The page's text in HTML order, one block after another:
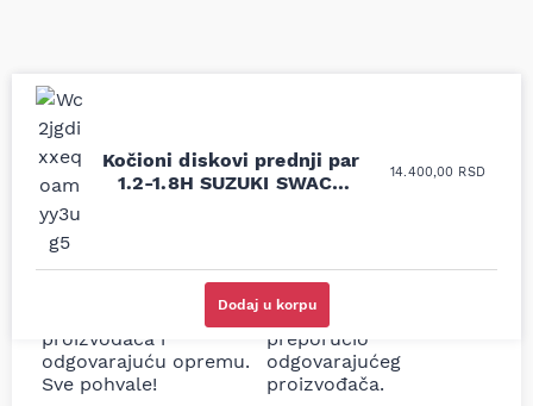
Kočioni diskovi prednji par
1.2-1.8H SUZUKI SWACE
14.400,00 RSD
Dodaj u korpu
Uporedila sam sve
moguće online
prodavnice auto delova
i definitivno najbolje
cene su ovde. Kupila
sam više puta auto
delove iz MD Auto. Uvek
dobra preporuka za
proizvođača i
odgovarajuću opremu.
Sve pohvale!
Odlična usluga i
ljubazni prodavci.
potreban za moju
Tojotu, ali me je Miloš
podsetio, istražio i
preporučio
odgovarajućeg
proizvođača.